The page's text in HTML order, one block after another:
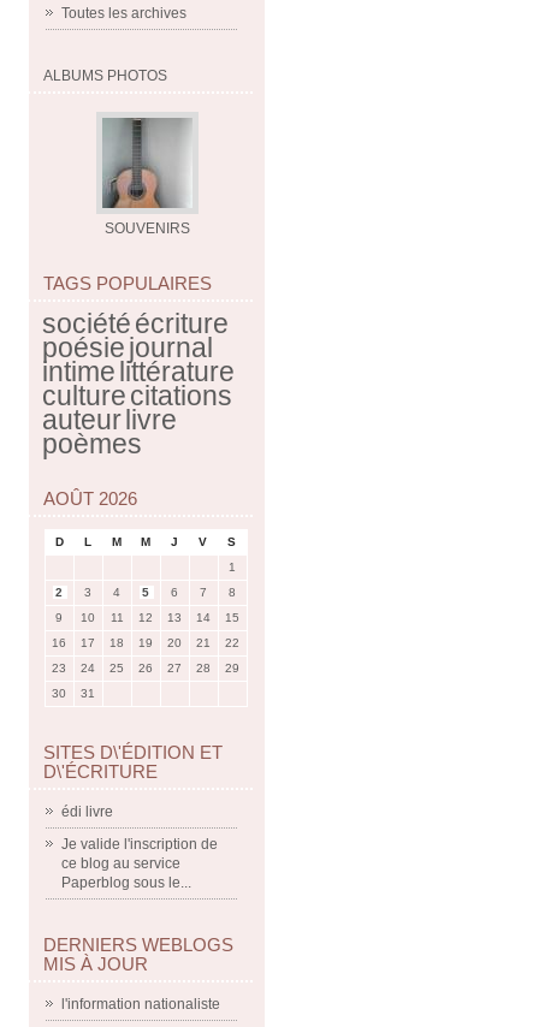
Toutes les archives
ALBUMS PHOTOS
SOUVENIRS
TAGS POPULAIRES
sociétéécriture
poésiejournal
intimelittérature
culturecitations
auteurlivre
poèmes
AOÛT 2026
D L M M J V
S
1
2
3 4 5 6 7
8
9
10 11 12 13 14
15
16
17 18 19 20 21
22
23
24 25 26 27 28
29
30
31
SITES D\'ÉDITION ET
D\'ÉCRITURE
édi livre
Je valide l'inscription de
ce blog au service
Paperblog sous le...
DERNIERS WEBLOGS
MIS À JOUR
l'information nationaliste